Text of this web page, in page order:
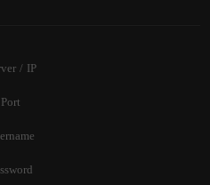
/ IP
Port